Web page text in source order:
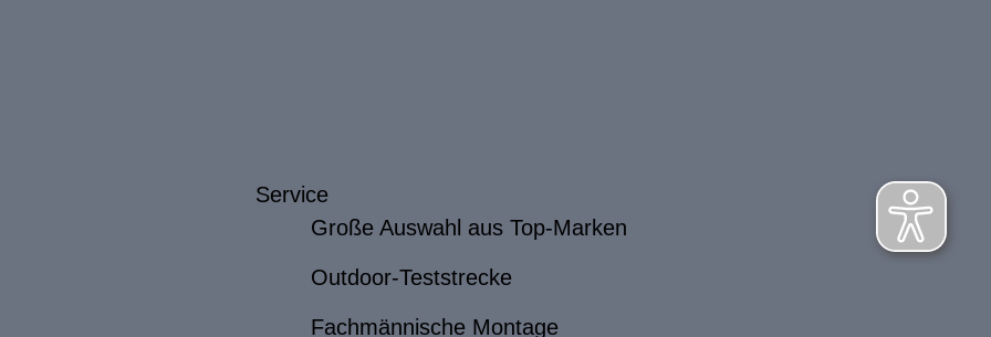
Service
Große Auswahl aus Top-Marken
Outdoor-Teststrecke
Fachmännische Montage